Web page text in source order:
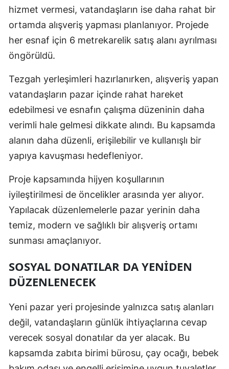
hizmet vermesi, vatandaşların ise daha rahat bir
ortamda alışveriş yapması planlanıyor. Projede
her esnaf için 6 metrekarelik satış alanı ayrılması
öngörüldü.
Tezgah yerleşimleri hazırlanırken, alışveriş yapan
vatandaşların pazar içinde rahat hareket
edebilmesi ve esnafın çalışma düzeninin daha
verimli hale gelmesi dikkate alındı. Bu kapsamda
alanın daha düzenli, erişilebilir ve kullanışlı bir
yapıya kavuşması hedefleniyor.
Proje kapsamında hijyen koşullarının
iyileştirilmesi de öncelikler arasında yer alıyor.
Yapılacak düzenlemelerle pazar yerinin daha
temiz, modern ve sağlıklı bir alışveriş ortamı
sunması amaçlanıyor.
SOSYAL DONATILAR DA YENIDEN
DÜZENLENECEK
Yeni pazar yeri projesinde yalnızca satış alanları
değil, vatandaşların günlük ihtiyaçlarına cevap
verecek sosyal donatılar da yer alacak. Bu
kapsamda zabıta birimi bürosu, çay ocağı, bebek